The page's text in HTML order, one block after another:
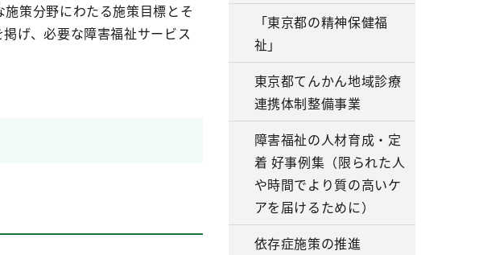
策分野にわたる施策目標とそ
げ、必要な障害福祉サービス
「東京都の精神保健福
祉」
東京都てんかん地域診療
連携体制整備事業
障害福祉の人材育成・定
着 好事例集（限られた人
や時間でより質の高いケ
アを届けるために）
依存症施策の推進